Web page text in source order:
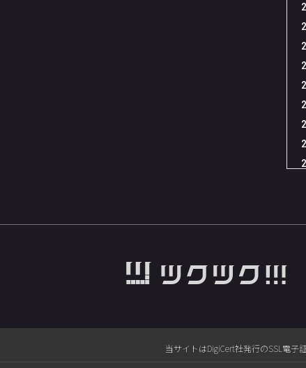
当サイトはDigiCert社発行のSSL電子